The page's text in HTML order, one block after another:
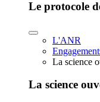
Le protocole
L'ANR
La science
La science